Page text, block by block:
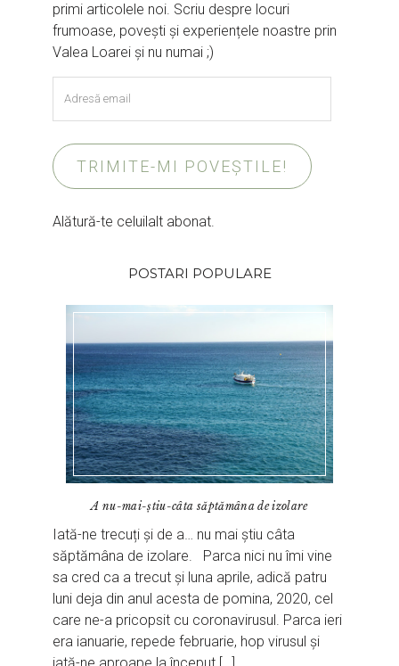
primi articolele noi. Scriu despre locuri
frumoase, povești și experiențele noastre prin
Valea Loarei și nu numai ;)
email
TRIMITE-MI POVEȘTILE!
Alătură-te celuilalt abonat.
POSTARI POPULARE
A nu-mai-știu-câta săptămâna de izolare
Iată-ne trecuți și de a… nu mai știu câta
săptămâna de izolare. Parca nici nu îmi vine
sa cred ca a trecut și luna aprile, adică patru
luni deja din anul acesta de pomina, 2020, cel
care ne-a pricopsit cu coronavirusul. Parca ieri
era ianuarie, repede februarie, hop virusul și